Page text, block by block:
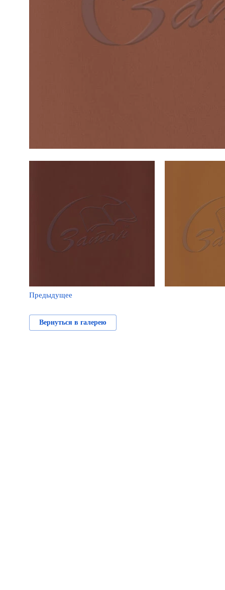
Предыдущее
Вернуться в галерею